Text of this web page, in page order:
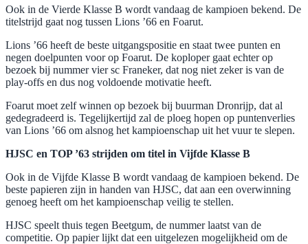
Ook in de Vierde Klasse B wordt vandaag de kampioen bekend. De
titelstrijd gaat nog tussen Lions ’66 en Foarut.
Lions ’66 heeft de beste uitgangspositie en staat twee punten en
negen doelpunten voor op Foarut. De koploper gaat echter op
bezoek bij nummer vier sc Franeker, dat nog niet zeker is van de
play-offs en dus nog voldoende motivatie heeft.
Foarut moet zelf winnen op bezoek bij buurman Dronrijp, dat al
gedegradeerd is. Tegelijkertijd zal de ploeg hopen op puntenverlies
van Lions ’66 om alsnog het kampioenschap uit het vuur te slepen.
HJSC en TOP ’63 strijden om titel in Vijfde Klasse B
Ook in de Vijfde Klasse B wordt vandaag de kampioen bekend. De
beste papieren zijn in handen van HJSC, dat aan een overwinning
genoeg heeft om het kampioenschap veilig te stellen.
HJSC speelt thuis tegen Beetgum, de nummer laatst van de
competitie. Op papier lijkt dat een uitgelezen mogelijkheid om de